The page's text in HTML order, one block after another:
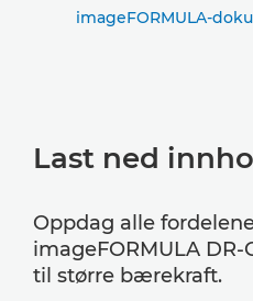
imageFORMULA-
Last ned
Oppdag alle
imageFORMULA DR-
til større bærekraft.